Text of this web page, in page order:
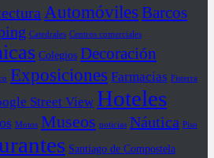
Automóviles Barcos
Catedrales Centros comerciales
Colegios Decoración
Exposiciones Farmacias Fisterra
Street View Hoteles
Motos Museos noticias Náutica Piso
Santiago de Compostela